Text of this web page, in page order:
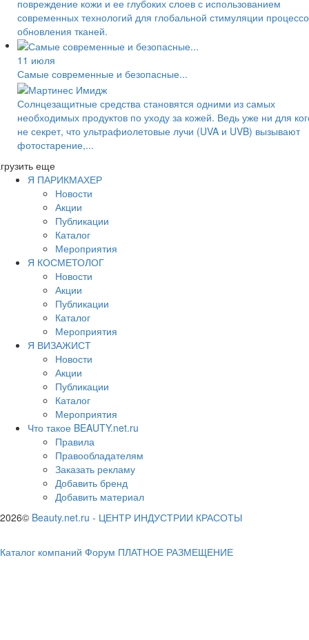
повреждение кожи и ее глубоких слоев с использованием
современных технологий для глобальной стимуляции
обновления тканей.
11 июля
Самые современные и безопасные...
Солнцезащитные средства становятся одними из самых
необходимых продуктов по уходу за кожей. Ведь уже ни для
не секрет, что ультрафиолетовые лучи (UVA и UVB) вызывают
фотостарение,...
еще
Я ПАРИКМАХЕР
Новости
Акции
Публикации
Каталог
Мероприятия
Я КОСМЕТОЛОГ
Новости
Акции
Публикации
Каталог
Мероприятия
Я ВИЗАЖИСТ
Новости
Акции
Публикации
Каталог
Мероприятия
Что такое BEAUTY.net.ru
Правила
Правообладателям
Заказать рекламу
Добавить бренд
Добавить материал
2026© Beauty.net.ru - ЦЕНТР ИНДУСТРИИ КРАСОТЫ
Каталог компаний Форум ПЛАТНОЕ РАЗМЕЩЕНИЕ